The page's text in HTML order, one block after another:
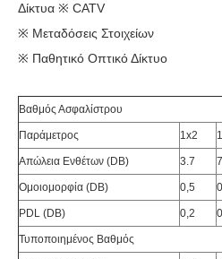
Δίκτυα ※ CATV
※ Μεταδόσεις Στοιχείων
※ Παθητικό Οπτικό Δίκτυο
Βαθμός Ασφαλίστρου
Παράμετρος 1x2
Απώλεια Ενθέτων (DB) 3.7 7
Ομοιομορφία (DB) 0,5
PDL (DB) 0,2
Τυποποιημένος Βαθμός